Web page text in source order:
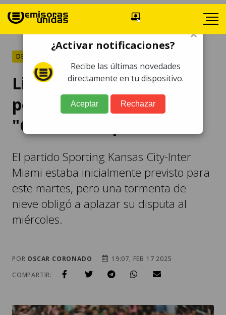
DEPORTES
Lionel Messi empieza la
pelea por la
"ConcaChampions"
El partido Sporting Kansas City-Inter
Miami estaba inicialmente previsto para
este martes, pero una tormenta de
nieve obligó a aplazar su disputa al
miércoles.
POR OSCAR CORONADO
19:07, FEB 17 2025
COMPARTIR:
×
¿Activar notificaciones?
Recibe las últimas novedades
directamente en tu dispositivo.
Aceptar Rechazar